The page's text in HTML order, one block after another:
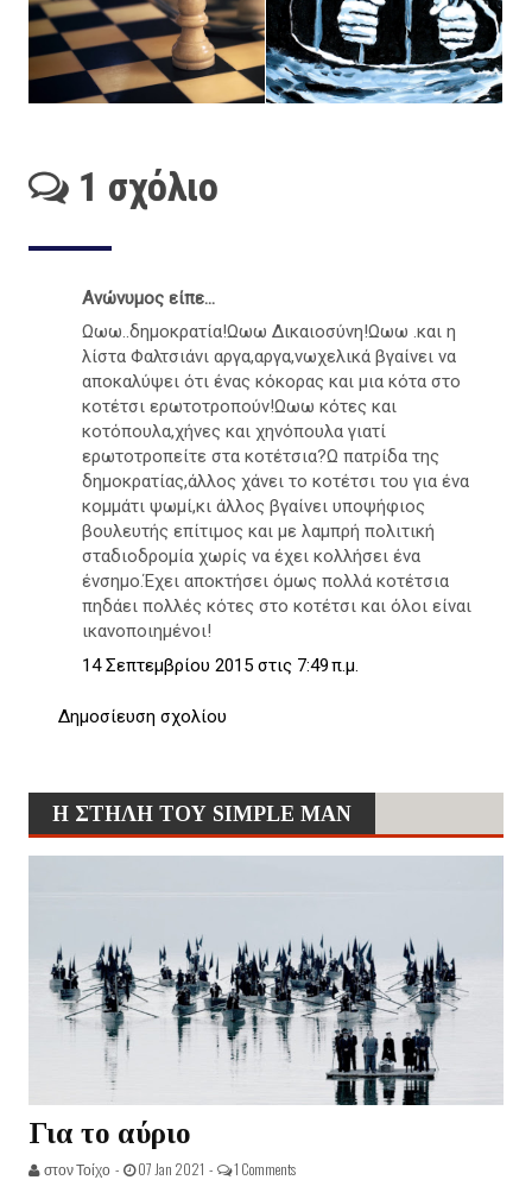
1 σχόλιο
Ανώνυμος είπε...
Ωωω..δημοκρατία!Ωωω Δικαιοσύνη!Ωωω .και η
λίστα Φαλτσιάνι αργα,αργα,νωχελικά βγαίνει να
αποκαλύψει ότι ένας κόκορας και μια κότα στο
κοτέτσι ερωτοτροπούν!Ωωω κότες και
κοτόπουλα,χήνες και χηνόπουλα γιατί
ερωτοτροπείτε στα κοτέτσια?Ω πατρίδα της
δημοκρατίας,άλλος χάνει το κοτέτσι του για ένα
κομμάτι ψωμί,κι άλλος βγαίνει υποψήφιος
βουλευτής επίτιμος και με λαμπρή πολιτική
σταδιοδρομία χωρίς να έχει κολλήσει ένα
ένσημο.Έχει αποκτήσει όμως πολλά κοτέτσια
πηδάει πολλές κότες στο κοτέτσι και όλοι είναι
ικανοποιημένοι!
14 Σεπτεμβρίου 2015 στις 7:49 π.μ.
Δημοσίευση σχολίου
Η ΣΤΗΛΗ ΤΟΥ SIMPLE MAN
Για το αύριο
στον Τοίχο - 07 Jan 2021 - 1 Comments